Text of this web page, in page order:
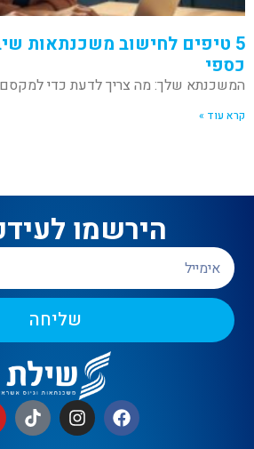
5 טיפים לחישוב משכנתאות
כספי
המשכנתא שלך: מה צריך לדעת כדי
קרא עוד »
הירשמו
שליחה